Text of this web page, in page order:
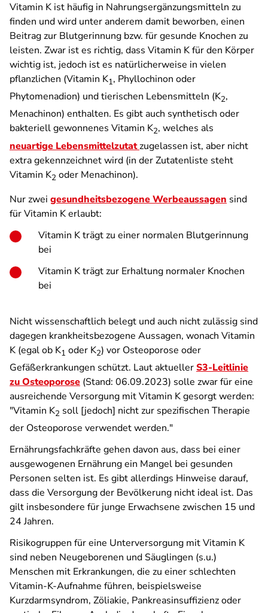
Vitamin K ist häufig in Nahrungsergänzungsmitteln zu
finden und wird unter anderem damit beworben, einen
Beitrag zur Blutgerinnung bzw. für gesunde Knochen zu
leisten. Zwar ist es richtig, dass Vitamin K für den Körper
wichtig ist, jedoch ist es natürlicherweise in vielen
pflanzlichen (Vitamin K1, Phyllochinon oder
Phytomenadion) und tierischen Lebensmitteln (K2,
Menachinon) enthalten. Es gibt auch synthetisch oder
bakteriell gewonnenes Vitamin K2, welches als
neuartige Lebensmittelzutatzugelassen ist, aber nicht
extra gekennzeichnet wird (in der Zutatenliste steht
Vitamin K2 oder Menachinon).
Nur zwei gesundheitsbezogene Werbeaussagen sind
für Vitamin K erlaubt:
Vitamin K trägt zu einer normalen Blutgerinnung
bei
Vitamin K trägt zur Erhaltung normaler Knochen
bei
Nicht wissenschaftlich belegt und auch nicht zulässig sind
dagegen krankheitsbezogene Aussagen, wonach Vitamin
K (egal ob K1 oder K2) vor Osteoporose oder
Gefäßerkrankungen schützt. Laut aktuellerS3-Leitlinie
zu Osteoporose (Stand: 06.09.2023) solle zwar für eine
ausreichende Versorgung mit Vitamin K gesorgt werden:
"Vitamin K2 soll [jedoch] nicht zur spezifischen Therapie
der Osteoporose verwendet werden."
Ernährungsfachkräfte gehen davon aus, dass bei einer
ausgewogenen Ernährung ein Mangel bei gesunden
Personen selten ist. Es gibt allerdings Hinweise darauf,
dass die Versorgung der Bevölkerung nicht ideal ist. Das
gilt insbesondere für junge Erwachsene zwischen 15 und
24 Jahren.
Risikogruppen für eine Unterversorgung mit Vitamin K
sind neben Neugeborenen und Säuglingen (s.u.)
Menschen mit Erkrankungen, die zu einer schlechten
Vitamin-K-Aufnahme führen, beispielsweise
Kurzdarmsyndrom, Zöliakie, Pankreasinsuffizienz oder